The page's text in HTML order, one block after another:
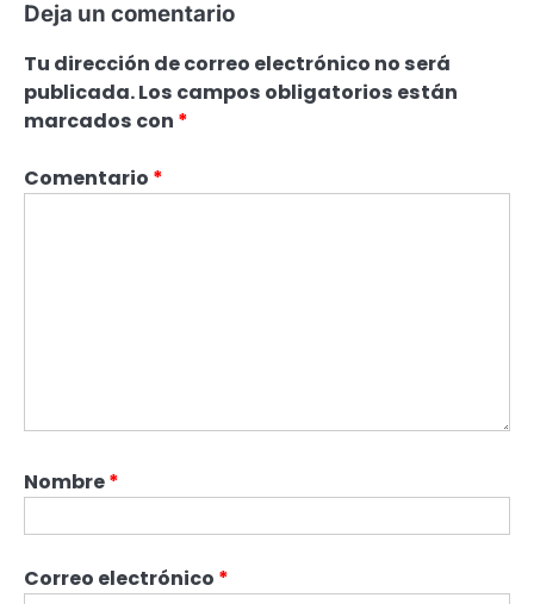
Deja un comentario
Tu dirección de correo electrónico no será
publicada.Los campos obligatorios están
marcados con *
Comentario *
Nombre*
Correo electrónico *